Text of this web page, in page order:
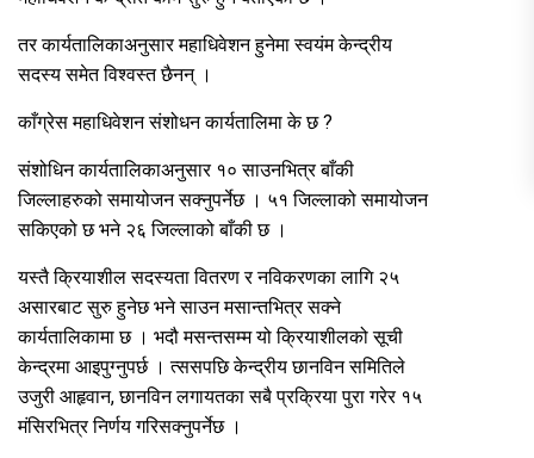
तर कार्यतालिकाअनुसार महाधिवेशन हुनेमा स्वयंम केन्द्रीय
सदस्य समेत विश्वस्त छैनन् ।
काँग्रेस महाधिवेशन संशोधन कार्यतालिमा के छ ?
संशोधिन कार्यतालिकाअनुसार १० साउनभित्र बाँकी
जिल्लाहरुको समायोजन सक्नुपर्नेछ । ५१ जिल्लाको समायोजन
सकिएको छ भने २६ जिल्लाको बाँकी छ ।
यस्तै क्रियाशील सदस्यता वितरण र नविकरणका लागि २५
असारबाट सुरु हुनेछ भने साउन मसान्तभित्र सक्ने
कार्यतालिकामा छ । भदौ मसन्तसम्म यो क्रियाशीलको सूची
केन्द्रमा आइपुग्नुपर्छ । त्ससपछि केन्द्रीय छानविन समितिले
उजुरी आहृवान, छानविन लगायतका सबै प्रक्रिया पुरा गरेर १५
मंसिरभित्र निर्णय गरिसक्नुपर्नेछ ।